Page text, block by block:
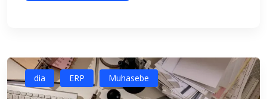
dia ERP Muhasebe